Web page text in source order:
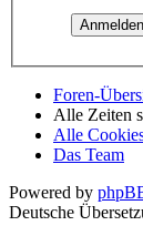
Foren-
Alle Zeiten
Alle
Das Team
Powered by
Deutsche